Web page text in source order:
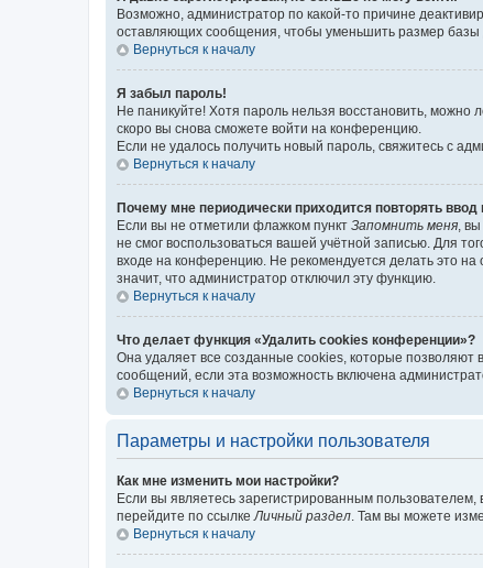
Возможно, администратор по какой-то причине
оставляющих сообщения, чтобы уменьшить размер базы
Вернуться к началу
Я забыл пароль!
Не паникуйте! Хотя пароль нельзя восстановить,
скоро вы снова сможете войти на конференцию.
Если не удалось получить новый пароль, свяжитесь с
Вернуться к началу
Почему мне периодически приходится повторять ввод
Если вы не отметили флажком пункт Запомнить меня ,
не смог воспользоваться вашей учётной записью. Для
входе на конференцию. Не рекомендуется делать это
значит, что администратор отключил эту функцию.
Вернуться к началу
Что делает функция «Удалить cookies конференции»?
Она удаляет все созданные cookies, которые позволяют
сообщений, если эта возможность включена
Вернуться к началу
Параметры и настройки пользователя
Как мне изменить мои настройки?
Если вы являетесь зарегистрированным
перейдите по ссылке Личный раздел . Там вы можете
Вернуться к началу